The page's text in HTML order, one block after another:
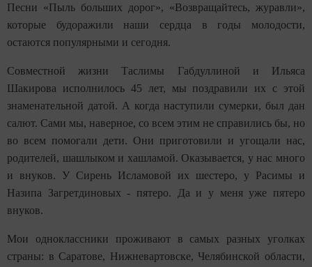
Песни «Пыль больших дорог», «Возвращайтесь, журавли»,
которые будоражили наши сердца в годы молодости,
остаются популярными и сегодня.
Совместной жизни Таслимы Габдуллиной и Ильяса
Шакирова исполнилось 45 лет, мы поздравили их с этой
знаменательной датой. А когда наступили сумерки, был дан
салют. Сами мы, наверное, со всем этим не справились бы, но
во всем помогали дети. Они приготовили и угощали нас,
родителей, шашлыком и хашламой. Оказывается, у нас много
и внуков. У Сирень Исламовой их шестеро, у Расимы и
Назипа Загретдиновых - пятеро. Да и у меня уже пятеро
внуков.
Мои одноклассники проживают в самых разных уголках
страны: в Саратове, Нижневартовске, Челябинской области,